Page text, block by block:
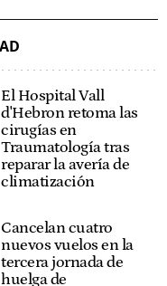
El Hospital Vall
d'Hebron retoma las
cirugías en
Traumatología tras
reparar la avería de
climatización
Cancelan cuatro
nuevos vuelos en la
tercera jornada de
huelga de